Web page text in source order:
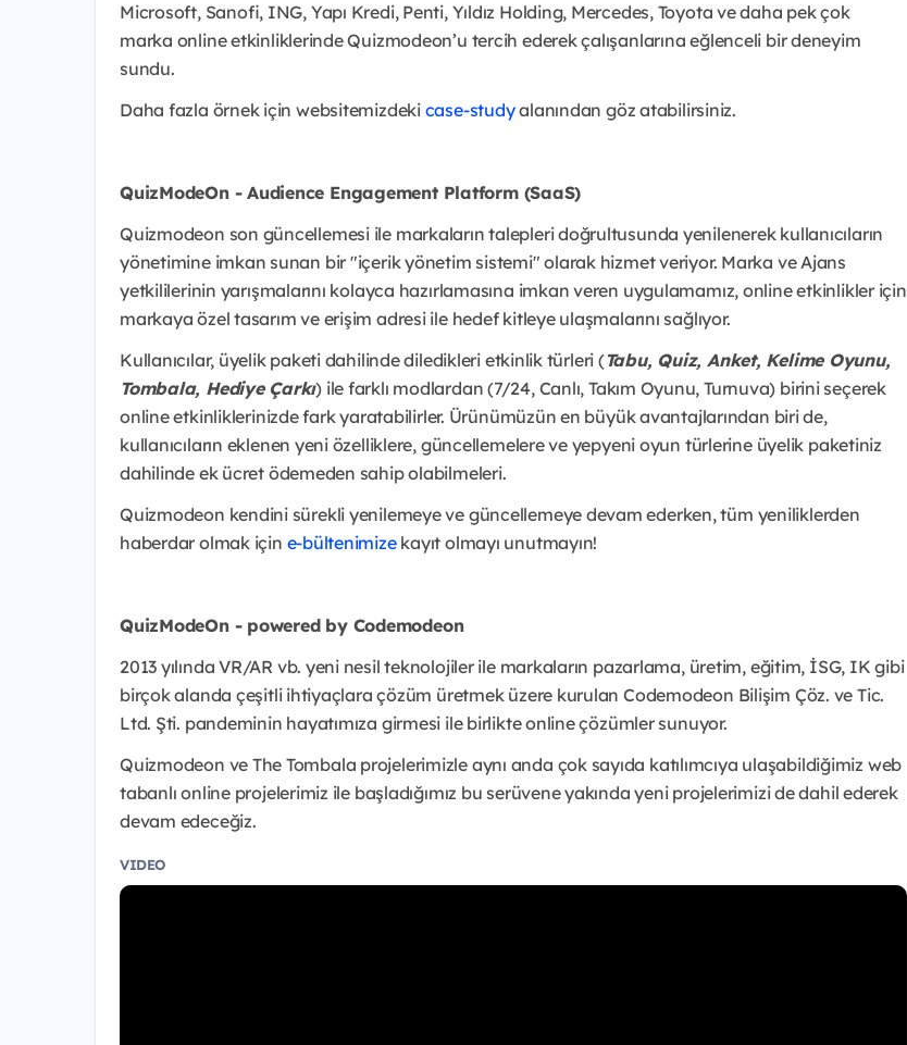
Microsoft, Sanofi, ING, Yapı Kredi, Penti, Yıldız Holding, Mercedes, Toyota ve daha pek çok
marka online etkinliklerinde Quizmodeon’u tercih ederek çalışanlarına eğlenceli bir deneyim
sundu.
Daha fazla örnek için websitemizdeki case-studyalanından göz atabilirsiniz.
QuizModeOn - Audience Engagement Platform (SaaS)
Quizmodeon son güncellemesi ile markaların talepleri doğrultusunda yenilenerek kullanıcıların
yönetimine imkan sunan bir "içerik yönetim sistemi" olarak hizmet veriyor. Marka ve Ajans
yetkililerinin yarışmalarını kolayca hazırlamasına imkan veren uygulamamız, online etkinlikler için
markaya özel tasarım ve erişim adresi ile hedef kitleye ulaşmalarını sağlıyor.
Kullanıcılar, üyelik paketi dahilinde diledikleri etkinlik türleri (Tabu, Quiz, Anket, Kelime Oyunu,
Tombala, Hediye Çarkı) ile farklı modlardan (7/24, Canlı, Takım Oyunu, Turnuva) birini seçerek
online etkinliklerinizde fark yaratabilirler. Ürünümüzün en büyük avantajlarından biri de,
kullanıcıların eklenen yeni özelliklere, güncellemelere ve yepyeni oyun türlerine üyelik paketiniz
dahilinde ek ücret ödemeden sahip olabilmeleri.
Quizmodeon kendini sürekli yenilemeye ve güncellemeye devam ederken, tüm yeniliklerden
haberdar olmak için e-bültenimizekayıt olmayı unutmayın!
QuizModeOn - powered by Codemodeon
2013 yılında VR/AR vb. yeni nesil teknolojiler ile markaların pazarlama, üretim, eğitim, İSG, IK gibi
birçok alanda çeşitli ihtiyaçlara çözüm üretmek üzere kurulan Codemodeon Bilişim Çöz. ve Tic.
Ltd. Şti. pandeminin hayatımıza girmesi ile birlikte online çözümler sunuyor.
Quizmodeon ve The Tombala projelerimizle aynı anda çok sayıda katılımcıya ulaşabildiğimiz web
tabanlı online projelerimiz ile başladığımız bu serüvene yakında yeni projelerimizi de dahil ederek
devam edeceğiz.
VIDEO